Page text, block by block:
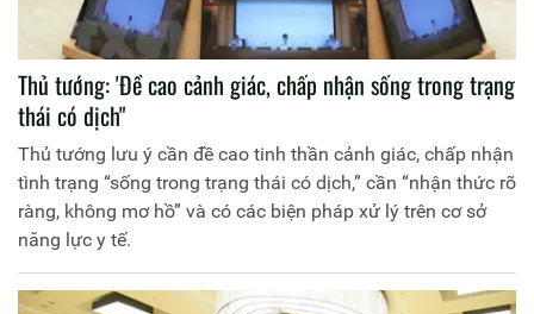
Thủ tướng: 'Đề cao cảnh giác, chấp nhận sống trong trạng
thái có dịch"
Thủ tướng lưu ý cần đề cao tinh thần cảnh giác, chấp nhận
tình trạng “sống trong trạng thái có dịch,” cần “nhận thức rõ
ràng, không mơ hồ” và có các biện pháp xử lý trên cơ sở
năng lực y tế.